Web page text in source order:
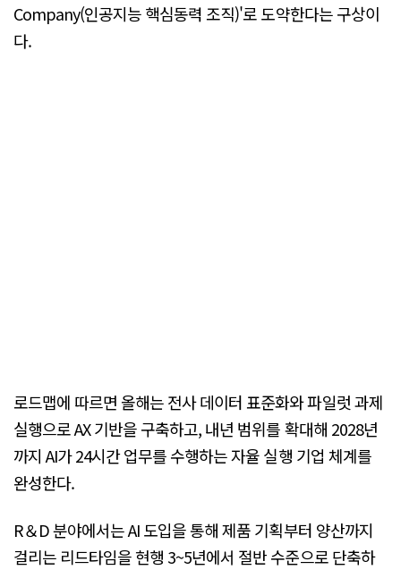
Company(인공지능 핵심동력 조직)'로 도약한다는 구상이
다.
로드맵에 따르면 올해는 전사 데이터 표준화와 파일럿 과제
실행으로 AX 기반을 구축하고, 내년 범위를 확대해 2028년
까지 AI가 24시간 업무를 수행하는 자율 실행 기업 체계를
완성한다.
R＆D 분야에서는 AI 도입을 통해 제품 기획부터 양산까지
걸리는 리드타임을 현행 3~5년에서 절반 수준으로 단축하